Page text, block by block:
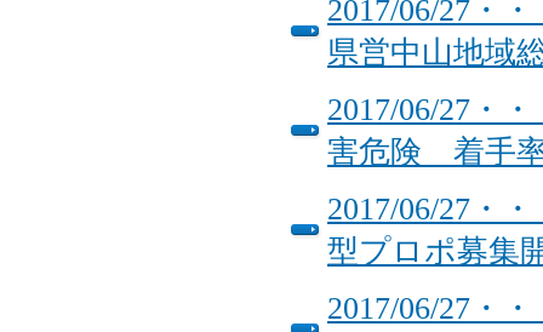
2017/06/27・
県営中山地域
2017/06/27・
害危険 着手
2017/06/27・
型プロポ募集
2017/06/27・